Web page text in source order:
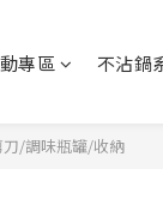
專區 不沾鍋
刀/調味瓶罐/收納